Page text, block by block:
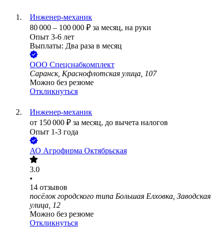
Инженер-механик
80 000 – 100 000 ₽ за месяц, на руки
Опыт 3-6 лет
Выплаты: Два раза в месяц
ООО Спецснабкомплект
Саранск, Краснофлотская улица, 107
Можно без резюме
Откликнуться
Инженер-механик
от 150 000 ₽ за месяц, до вычета налогов
Опыт 1-3 года
АО Агрофирма Октябрьская
3.0
•
14 отзывов
посёлок городского типа Большая Елховка, Заводская
улица, 12
Можно без резюме
Откликнуться